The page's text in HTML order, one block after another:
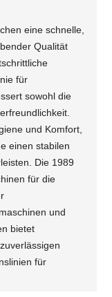
eine schnelle,
Qualität
für
sowohl die
und Komfort,
einen stabilen
Die 1989
für die
und
bietet
für